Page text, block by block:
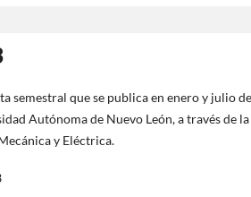
semestral que se publica en enero y julio de
Autónoma de Nuevo León, a través de la
y Eléctrica.